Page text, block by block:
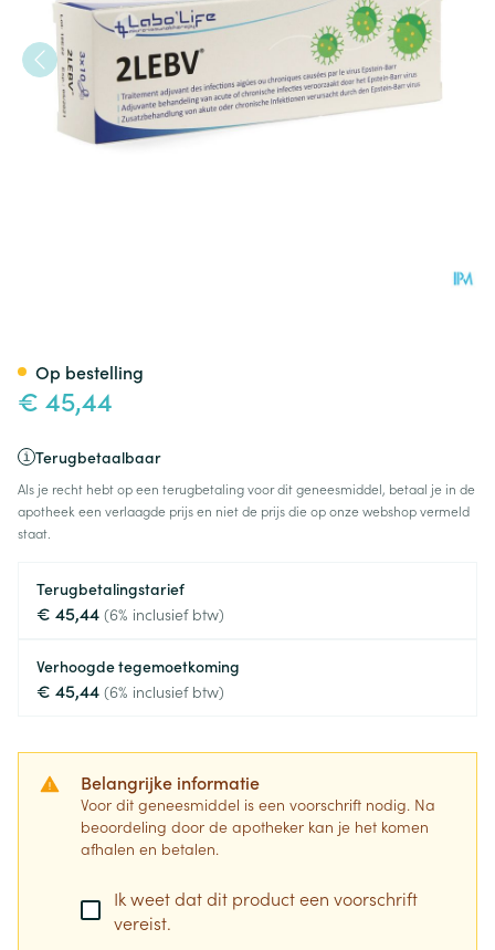
€ 45,44
Terugbetaalbaar
Als je recht hebt op een terugbetaling voor dit geneesmiddel, betaal je in de
apotheek een verlaagde prijs en niet de prijs die op onze webshop vermeld
staat.
Terugbetalingstarief
€ 45,44 (6% inclusief btw)
Verhoogde tegemoetkoming
€ 45,44 (6% inclusief btw)
Belangrijke informatie
Voor dit geneesmiddel is een voorschrift nodig. Na
beoordeling door de apotheker kan je het komen
afhalen en betalen.
Ik weet dat dit product een voorschrift
vereist.
Op bestelling